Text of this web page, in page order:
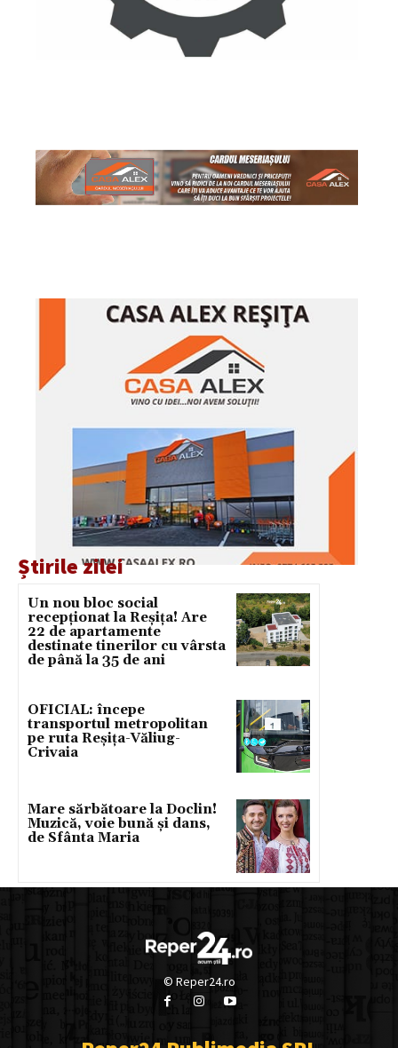
Știrile zilei
Un nou bloc social
recepționat la Reșița! Are
22 de apartamente
destinate tinerilor cu vârsta
de până la 35 de ani
OFICIAL: începe
transportul metropolitan
pe ruta Reșița-Văliug-
Crivaia
Mare sărbătoare la Doclin!
Muzică, voie bună și dans,
de Sfânta Maria
© Reper24.ro